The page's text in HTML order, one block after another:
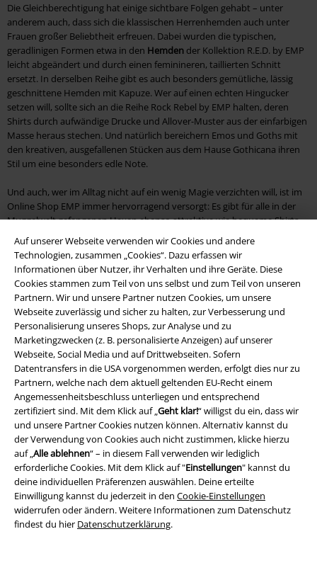
Auf unserer Webseite verwenden wir Cookies und andere
Technologien, zusammen „Cookies“. Dazu erfassen wir
Informationen über Nutzer, ihr Verhalten und ihre Geräte. Diese
Cookies stammen zum Teil von uns selbst und zum Teil von unseren
Partnern. Wir und unsere Partner nutzen Cookies, um unsere
Webseite zuverlässig und sicher zu halten, zur Verbesserung und
Personalisierung unseres Shops, zur Analyse und zu
Marketingzwecken (z. B. personalisierte Anzeigen) auf unserer
Webseite, Social Media und auf Drittwebseiten. Sofern
Datentransfers in die USA vorgenommen werden, erfolgt dies nur zu
Partnern, welche nach dem aktuell geltenden EU-Recht einem
Angemessenheitsbeschluss unterliegen und entsprechend
zertifiziert sind. Mit dem Klick auf „Geht klar!“ willigst du ein, dass wir
und unsere Partner Cookies nutzen können. Alternativ kannst du
der Verwendung von Cookies auch nicht zustimmen, klicke hierzu
auf „Alle ablehnen“ – in diesem Fall verwenden wir lediglich
erforderliche Cookies. Mit dem Klick auf "Einstellungen" kannst du
deine individuellen Präferenzen auswählen. Deine erteilte
Einwilligung kannst du jederzeit in den Cookie-Einstellungen
widerrufen oder ändern. Weitere Informationen zum Datenschutz
findest du hier Datenschutzerklärung.
Die Gleichberechtigung hat einige sichtbare Folgen gehabt – unter
anderem auch, dass sich die klassischen Herrenhemden auch unter
Frauen großer Beliebtheit erfreuen. Dabei wurden die typischen,
geradlinigen Formen etwa in den Hemden der Kollektion R.E.D. by EMP
leicht abgeändert und durch einen feminineren, taillierten Schnitt
ersetzt. In derselben Reihe gibt es auch besonders gemütliche, lässig
geschnittene Hemden mit Kapuze. Wer auf einen echten Hingucker
setzen will, sollte sich an die Reihe Rock Rebel by EMP halten, deren
Shirts durch aufwändige Drucke und Allover-Muster aus der einfarbigen
Masse heraus stechen. Und natürlich bereichern Emos und Goths mit
den kreativen, ausgefallenen Stücken aus dem Hause Gothicana ihren
Stil um eine besonders edle Note.
Und auch, wer im Alltag nicht auf ein wenig Magie verzichten will, ist im
Online Shop EMP immer hervorragend versorgt: Es gibt für alle in der
Muggelwelt gefangenen Hexen ebenso attraktive wie bequeme Shirts
mit den der Häuser von Hogwarts aus „Harry Potter“. Viele der speziell
für Damen geschnittenen Hemden fallen dabei etwas länger aus. Das
hat im Gegensatz zu Männerhemden aber einen anderen Grund, als sich
den Hemdsaum in die Hose zu stecken. Alle diese Modelle lassen sich
besonders gut mit Rock und Strumpfhose oder auch einer blickdichten
Leggings kombinieren und setzen bei jedem Outfit einen besonders
interessanten, stilvollen Akzent – ob gemütlich zu Hause oder beim
Barabend mit den besten Freunden.
Auch ein lockeres Kurzarmhemd im Stile klassischer Worker-Shirts ist
unter Frauen beliebt, schließlich ist es nicht nur robust und durch die
angenähten Taschen besonders praktisch, sondern auch eine reizvolle
Ergänzung für den etwas anderen Stil – etwa für Punks, Skins oder Indie-
Kids.
Wo richtige Kerle Hemden online kaufen
Schon lange schwören nicht mehr nur Arbeiter und Holzfäller auf die
bequemen, robusten und weichen aus der Kollektion Brandit. Die
kariertenHemden mit krempelbaren Ärmeln und den praktischen
Taschen sind schon lange fester Bestandteil der Optik der Indie-Szene.
Auch Skater, Punks und Grunge-Fans setzen in der Tradition von